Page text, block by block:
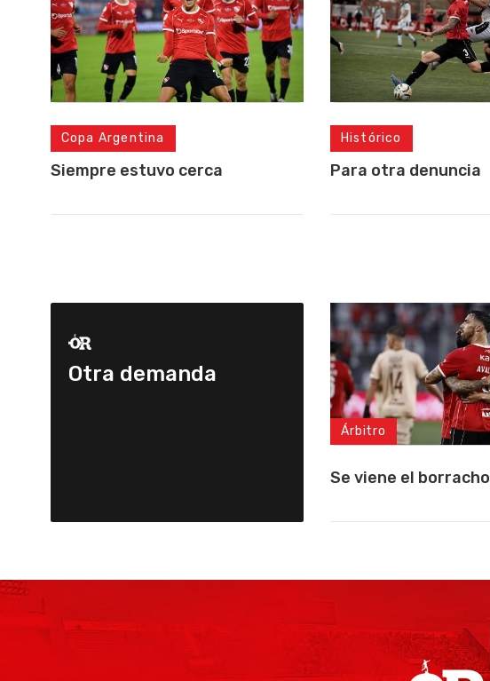
Copa Argentina
Siempre estuvo cerca
Histórico
Para otra denuncia
Otra demanda
Árbitro
Se viene el borracho